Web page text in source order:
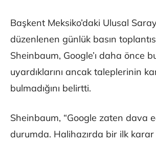
Başkent Meksiko’daki Ulusal
düzenlenen günlük basın
Sheinbaum, Google’ı daha önce
uyardıklarını ancak taleplerinin
bulmadığını belirtti.
Sheinbaum, “Google zaten dava
durumda. Halihazırda bir ilk